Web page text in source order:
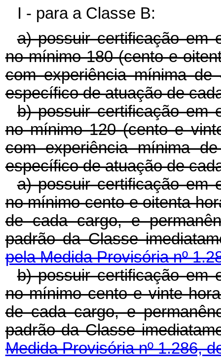
I - para a Classe B:
a) possuir certificação em
no mínimo 180 (cento e
com experiência mínima
específico de atuação de
b) possuir certificação em
no mínimo 120 (cento e
com experiência mínima
específico de atuação de
a) possuir certificação em
no mínimo cento e oitenta
de cada cargo, e
padrão da Classe
pela Medida Provisória nº
b) possuir certificação em
no mínimo cento e vinte
de cada cargo, e
padrão da Classe
Medida Provisória nº 1.286,